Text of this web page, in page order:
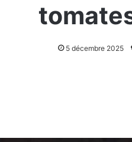
5 décembre 2025